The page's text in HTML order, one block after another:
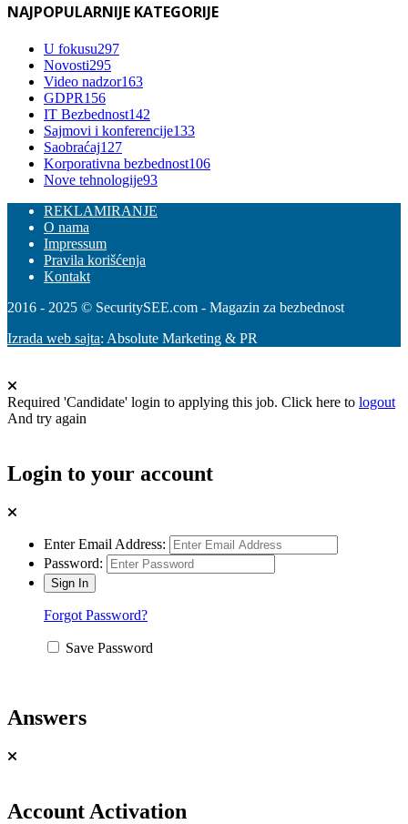
NAJPOPULARNIJE KATEGORIJE
U fokusu297
Novosti295
Video nadzor163
GDPR156
IT Bezbednost142
Sajmovi i konferencije133
Saobraćaj127
Korporativna bezbednost106
Nove tehnologije93
REKLAMIRANJE
O nama
Impressum
Pravila korišćenja
Kontakt
2016 - 2025 © SecuritySEE.com - Magazin za bezbednost
Izrada web sajta: Absolute Marketing & PR
Required 'Candidate' login to applying this job. Click here to logout
And try again
Login to your account
Enter Email Address:
Password:
Forgot Password?
Save Password
Answers
Account Activation